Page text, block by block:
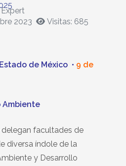
2023
Visitas: 685
de México • 9 de
Ambiente
facultades de
diversa índole de la
y Desarrollo